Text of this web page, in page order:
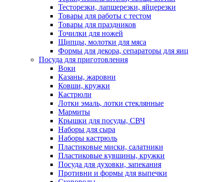
Тесторезки, лапшерезки, яйцерезки
Товары для работы с тестом
Товары для праздников
Точилки для ножей
Щипцы, молотки для мяса
Формы для декора, сепараторы для яиц
Посуда для приготовления
Воки
Казаны, жаровни
Ковши, кружки
Кастрюли
Лотки эмаль, лотки стеклянные
Мармиты
Крышки для посуды, СВЧ
Наборы для сыра
Наборы кастрюль
Пластиковые миски, салатники
Пластиковые кувшины, кружки
Посуда для духовки, запекания
Противни и формы для выпечки